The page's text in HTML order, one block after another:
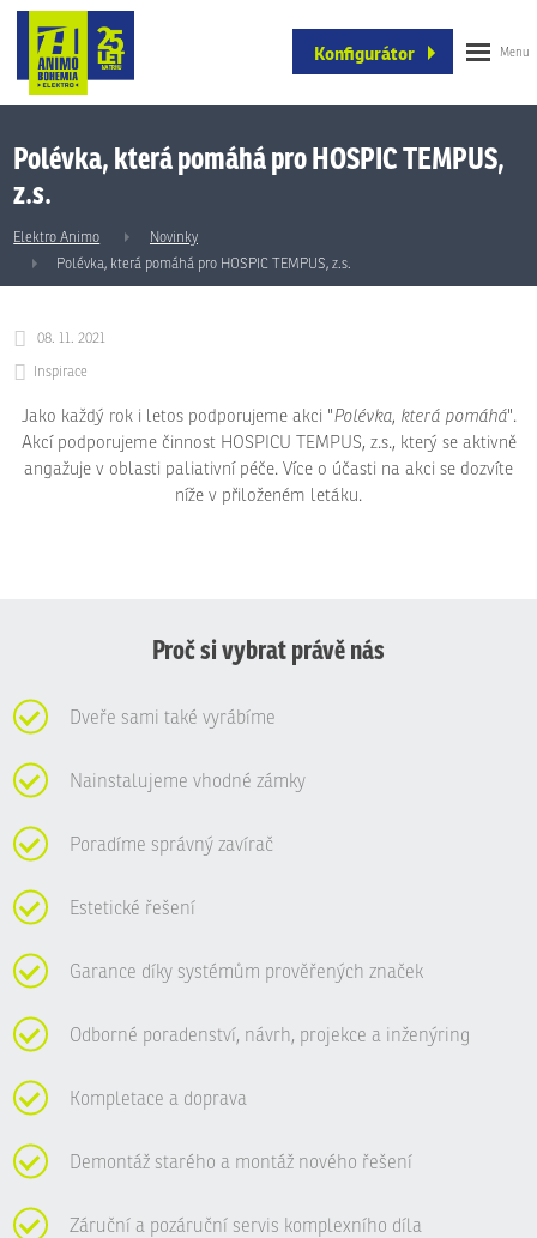
Konfigurátor
Polévka, která pomáhá pro HOSPIC TEMPUS,
z.s.
Elektro Animo
Novinky
Polévka, která pomáhá pro HOSPIC TEMPUS, z.s.
08. 11. 2021
Inspirace
Jako každý rok i letos podporujeme akci "Polévka, která pomáhá".
Akcí podporujeme činnost HOSPICU TEMPUS, z.s., který se aktivně
angažuje v oblasti paliativní péče. Více o účasti na akci se dozvíte
níže v přiloženém letáku.
Proč si vybrat právě nás
Dveře sami také vyrábíme
Nainstalujeme vhodné zámky
Poradíme správný zavírač
Estetické řešení
Garance díky systémům prověřených značek
Odborné poradenství, návrh, projekce a inženýring
Kompletace a doprava
Demontáž starého a montáž nového řešení
Záruční a pozáruční servis komplexního díla